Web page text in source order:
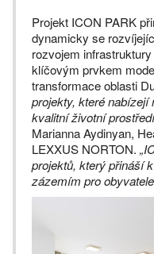
Projekt ICON PARK
dynamicky se
rozvojem
klíčovým prvkem
transformace oblasti
projekty, které nabízejí
kvalitní životní
Marianna Aydinyan,
LEXXUS NORTON.
projektů, který přináší
zázemím pro